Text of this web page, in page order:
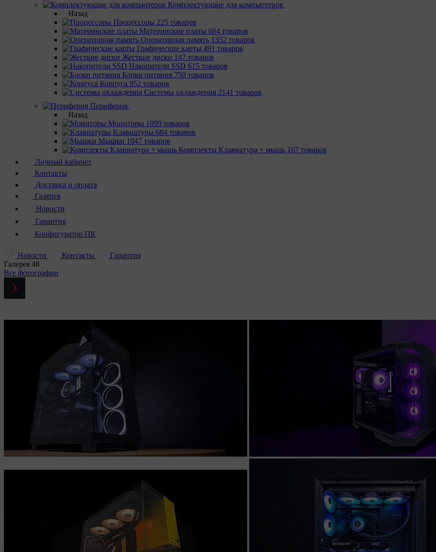
Комплектующие для компьютеров
Назад
Процессоры 225 товаров
Материнcкие платы 684 товаров
Оперативная память 1352 товаров
Графические карты 491 товаров
Жесткие диски 147 товаров
Накопители SSD 615 товаров
Блоки питания 750 товаров
Корпуса 952 товаров
Системы охлаждения 2141 товаров
Периферия
Назад
Мониторы 1099 товаров
Клавиатуры 684 товаров
Мышки 1047 товаров
Комплекты Клавиатура + мышь 167 товаров
Личный кабинет
Контакты
Доставка и оплата
Галерея
Новости
Гарантия
Конфигуратор ПК
Новости Контакты
Гарантия
Галерея 48
Все фотографии